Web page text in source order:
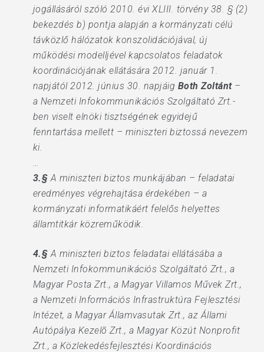
jogállásáról szóló 2010. évi XLIII. törvény 38. § (2)
bekezdés b) pontja alapján a kormányzati célú
távközlő hálózatok konszolidációjával, új
működési modelljével kapcsolatos feladatok
koordinációjának ellátására 2012. január 1.
napjától 2012. június 30. napjáig Both Zoltánt–
a Nemzeti Infokommunikációs Szolgáltató Zrt.-
ben viselt elnöki tisztségének egyidejű
fenntartása mellett – miniszteri biztossá nevezem
ki.
…
3.§A miniszteri biztos munkájában – feladatai
eredményes végrehajtása érdekében – a
kormányzati informatikáért felelős helyettes
államtitkár közreműködik.
4.§A miniszteri biztos feladatai ellátásába a
Nemzeti Infokommunikációs Szolgáltató Zrt., a
Magyar Posta Zrt., a Magyar Villamos Művek Zrt.,
a Nemzeti Információs Infrastruktúra Fejlesztési
Intézet, a Magyar Államvasutak Zrt., az Állami
Autópálya Kezelõ Zrt., a Magyar Közút Nonprofit
Zrt., a Közlekedésfejlesztési Koordinációs